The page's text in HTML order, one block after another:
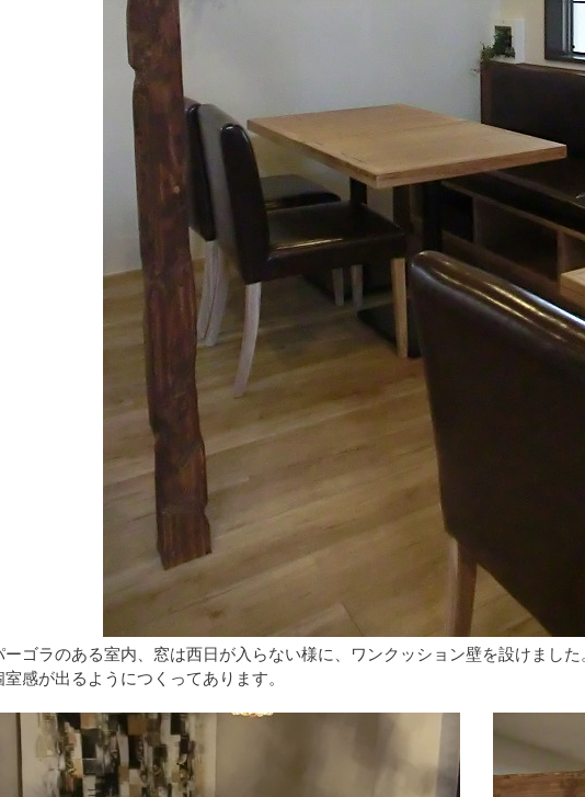
ーゴラのある室内、窓は西日が入らない様に、ワンクッション壁を設けまし
室感が出るようにつくってあります。